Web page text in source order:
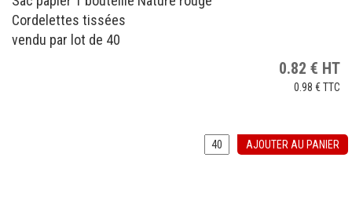
Cordelettes tissées
vendu par lot de 40
0.82 € HT
0.98 €TTC
AJOUTER AU PANIER